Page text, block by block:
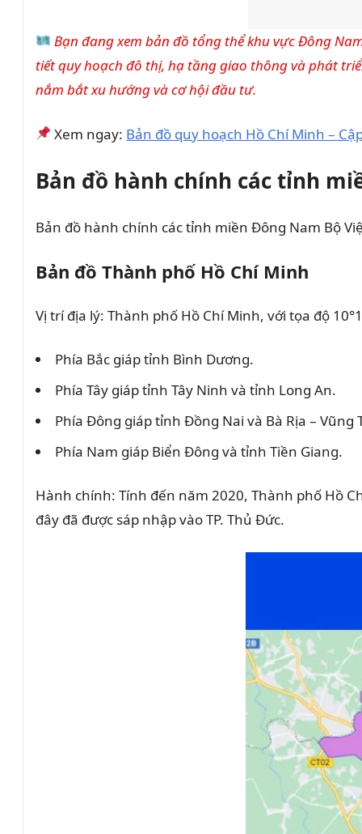
Bạn đang xem bản đồ tổng thể khu vực Đông
tiết quy hoạch đô thị, hạ tầng giao thông và phát
nắm bắt xu hướng và cơ hội đầu tư.
Xem ngay: Bản đồ quy hoạch Hồ Chí Minh –
Bản đồ hành chính các tỉnh
Bản đồ hành chính các tỉnh miền Đông Nam Bộ
Bản đồ Thành phố Hồ Chí Minh
Vị trí địa lý: Thành phố Hồ Chí Minh, với tọa độ
Phía Bắc giáp tỉnh Bình Dương.
Phía Tây giáp tỉnh Tây Ninh và tỉnh Long An.
Phía Đông giáp tỉnh Đồng Nai và Bà Rịa – Vũng
Phía Nam giáp Biển Đông và tỉnh Tiền Giang.
Hành chính: Tính đến năm 2020, Thành phố Hồ
đây đã được sáp nhập vào TP. Thủ Đức.